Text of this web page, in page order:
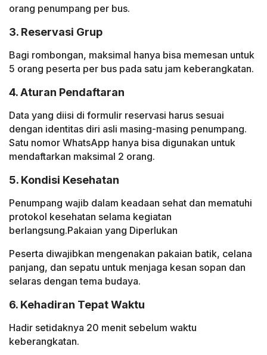
orang penumpang per bus.
3. Reservasi Grup
Bagi rombongan, maksimal hanya bisa memesan untuk
5 orang peserta per bus pada satu jam keberangkatan.
4. Aturan Pendaftaran
Data yang diisi di formulir reservasi harus sesuai
dengan identitas diri asli masing-masing penumpang.
Satu nomor WhatsApp hanya bisa digunakan untuk
mendaftarkan maksimal 2 orang.
5. Kondisi Kesehatan
Penumpang wajib dalam keadaan sehat dan mematuhi
protokol kesehatan selama kegiatan
berlangsung.Pakaian yang Diperlukan
Peserta diwajibkan mengenakan pakaian batik, celana
panjang, dan sepatu untuk menjaga kesan sopan dan
selaras dengan tema budaya.
6. Kehadiran Tepat Waktu
Hadir setidaknya 20 menit sebelum waktu
keberangkatan.